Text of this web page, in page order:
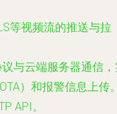
等视频流的推送与拉
与云端服务器通信
）和报警信息上传
API。